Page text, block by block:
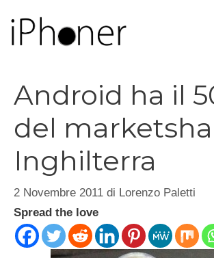
contenuto
Android ha il
del
Inghilterra
2 Novembre 2011 di Lorenzo Paletti
Spread the love